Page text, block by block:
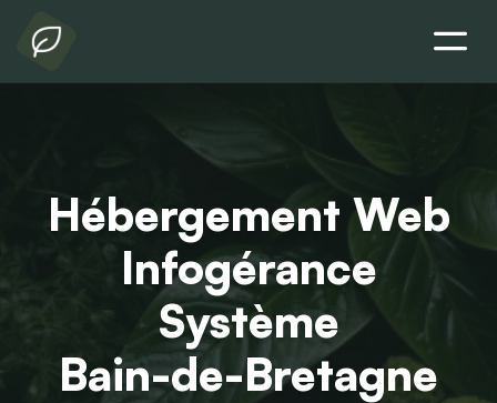
Hébergement Web
Infogérance
Système
Bain-de-Bretagne